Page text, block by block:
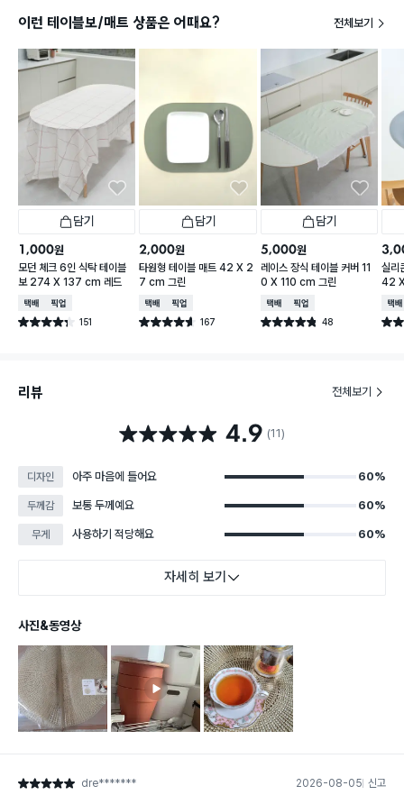
이런 테이블보/매트 상품은 어때요? 전체보기
담기
1,000원
모던 체크 6인 식탁 테이블
보 274 X 137 cm 레드
택배배송매장픽업
별점 4.3점 151
건 작성
담기
2,000원
타원형 테이블 매트 42 X 2
7 cm 그린
택배배송매장픽업
별점 4.6점 167
건 작성
담기
5,000원
레이스 장식 테이블 커버 11
0 X 110 cm 그린
택배배송매장픽업
별점 4.8점 48
건 작성
실리
42
택배
별점
리뷰 전체보기
별점 4.9점 4.9 (11)
디자인 아주 마음에 들어요 60%
두께감 보통 두께예요 60%
무게 사용하기 적당해요 60%
자세히 보기
사진&동영상
별점 5점 dre******* 2026-08-05 신고